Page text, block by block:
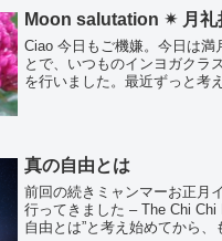
ドライラックになっていて、
食器が見えないようにな...
Moon salutation ✴ 月礼
Ciao 今日もご機嫌。今日は満
とで、いつものインヨガクラ
を行いました。最近ずっと考
真の自由とは
前回の続きミャンマーお正月
行ってきました – The Chi Chi
自由とは”と考え始めてから、